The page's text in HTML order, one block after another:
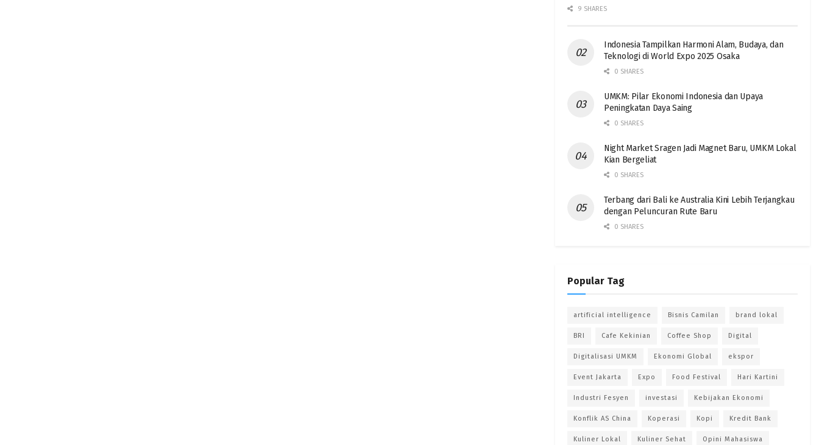
9 SHARES
Indonesia Tampilkan Harmoni Alam, Budaya, dan
Teknologi di World Expo 2025 Osaka
0 SHARES
UMKM: Pilar Ekonomi Indonesia dan Upaya
Peningkatan Daya Saing
0 SHARES
Night Market Sragen Jadi Magnet Baru, UMKM Lokal
Kian Bergeliat
0 SHARES
Terbang dari Bali ke Australia Kini Lebih Terjangkau
dengan Peluncuran Rute Baru
0 SHARES
Popular Tag
artificial intelligence Bisnis Camilan brand lokal
BRI Cafe Kekinian Coffee Shop Digital
Digitalisasi UMKM Ekonomi Global ekspor
Event Jakarta Expo Food Festival Hari Kartini
Industri Fesyen investasi Kebijakan Ekonomi
Konflik AS China Koperasi Kopi Kredit Bank
Kuliner Lokal Kuliner Sehat Opini Mahasiswa